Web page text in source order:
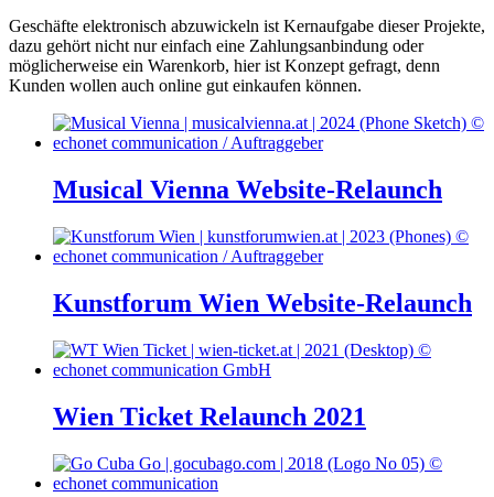
Geschäfte elektronisch abzuwickeln ist Kernaufgabe dieser Projekte,
dazu gehört nicht nur einfach eine Zahlungsanbindung oder
möglicherweise ein Warenkorb, hier ist Konzept gefragt, denn
Kunden wollen auch online gut einkaufen können.
Musical Vienna Website-Relaunch
Kunstforum Wien Website-Relaunch
Wien Ticket Relaunch 2021